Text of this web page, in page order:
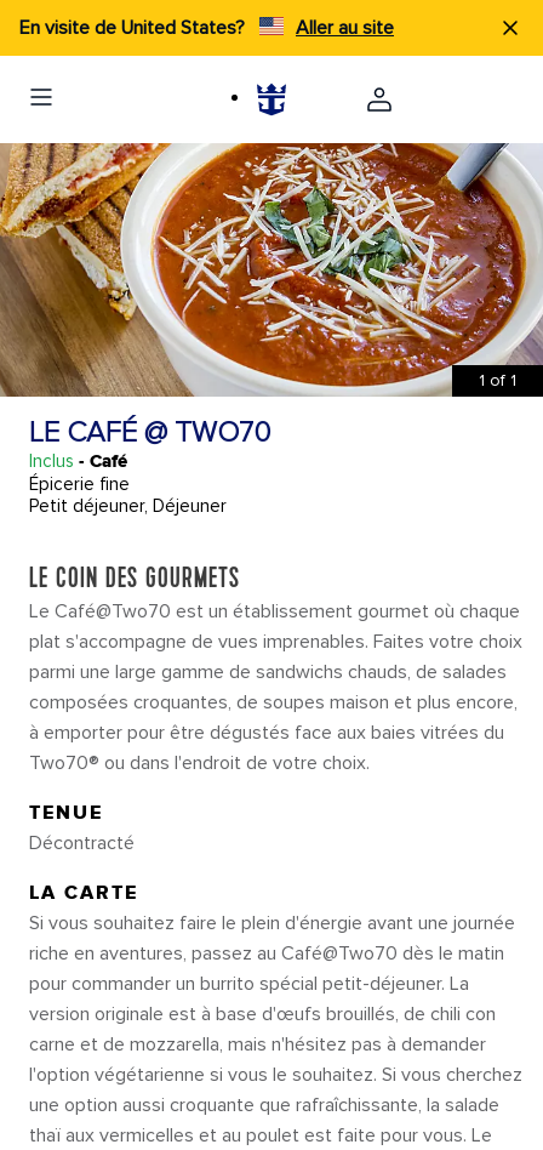
En visite de United States? Aller au site
1 of 1
LE CAFÉ @ TWO70
Inclus - Café
Épicerie fine
Petit déjeuner, Déjeuner
LE COIN DES GOURMETS
Le Café@Two70 est un établissement gourmet où chaque
plat s'accompagne de vues imprenables. Faites votre choix
parmi une large gamme de sandwichs chauds, de salades
composées croquantes, de soupes maison et plus encore,
à emporter pour être dégustés face aux baies vitrées du
Two70® ou dans l'endroit de votre choix.
TENUE
Décontracté
LA CARTE
Si vous souhaitez faire le plein d'énergie avant une journée
riche en aventures, passez au Café@Two70 dès le matin
pour commander un burrito spécial petit-déjeuner. La
version originale est à base d'œufs brouillés, de chili con
carne et de mozzarella, mais n'hésitez pas à demander
l'option végétarienne si vous le souhaitez. Si vous cherchez
une option aussi croquante que rafraîchissante, la salade
thaï aux vermicelles et au poulet est faite pour vous. Le